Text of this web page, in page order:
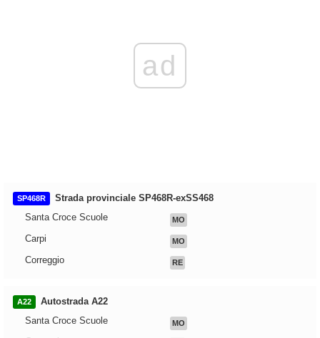
ad
SP468R
Strada provinciale SP468R-exSS468
Santa Croce Scuole
MO
Carpi MO
Correggio RE
A22
Autostrada A22
Santa Croce Scuole
MO